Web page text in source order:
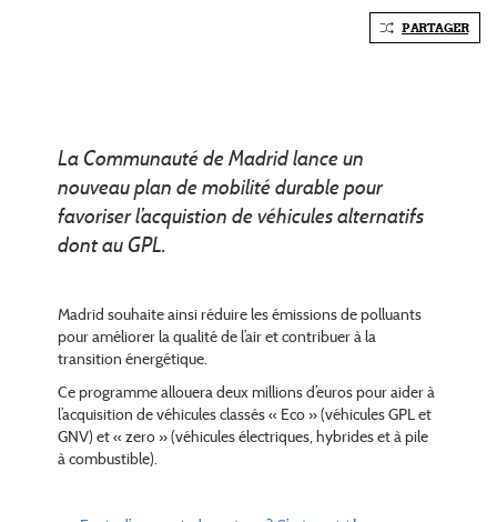
PARTAGER
La Communauté de Madrid lance un
nouveau plan de mobilité durable pour
favoriser l’acquistion de véhicules alternatifs
dont au GPL.
Madrid souhaite ainsi réduire les émissions de polluants
pour améliorer la qualité de l’air et contribuer à la
transition énergétique.
Ce programme allouera deux millions d’euros pour aider à
l’acquisition de véhicules classés « Eco » (véhicules GPL et
GNV) et « zero » (véhicules électriques, hybrides et à pile
à combustible).